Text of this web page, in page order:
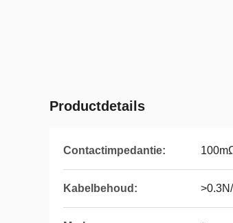
Productdetails
Contactimpedantie:
Kabelbehoud: